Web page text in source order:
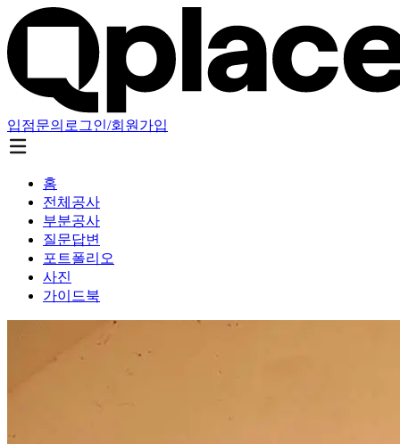
입점문의 로그인/회원가입
홈
전체공사
부분공사
질문답변
포트폴리오
사진
가이드북